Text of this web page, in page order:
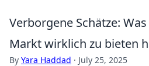
Verborgene Schätze: Was
Markt wirklich zu bieten
By Yara Haddad · July 25, 2025